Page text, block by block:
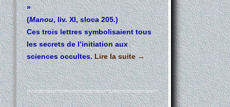
»
(Manou, liv. XI, sloca 205.)
Ces trois lettres symbolisaient tous
les secrets de l’initiation aux
sciences occultes.Lire la suite→